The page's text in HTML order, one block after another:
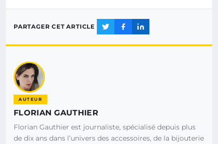
PARTAGER CET ARTICLE
AUTEUR
FLORIAN GAUTHIER
Florian Gauthier est journaliste, spécialisé depuis plus
de dix ans dans l’univers des accessoires, de la bijouterie